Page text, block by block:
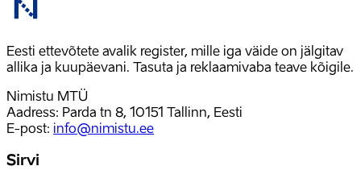
Eesti ettevõtete avalik register, mille iga väide on jälgitav
allika ja kuupäevani. Tasuta ja reklaamivaba teave kõigile.
Nimistu MTÜ
Aadress: Parda tn 8, 10151 Tallinn, Eesti
E-post: info@nimistu.ee
Sirvi